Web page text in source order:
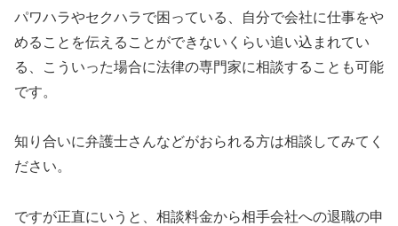
パワハラやセクハラで困っている、自分で会社に仕事をや
めることを伝えることができないくらい追い込まれてい
る、こういった場合に法律の専門家に相談することも可能
です。
知り合いに弁護士さんなどがおられる方は相談してみてく
ださい。
ですが正直にいうと、相談料金から相手会社への退職の申